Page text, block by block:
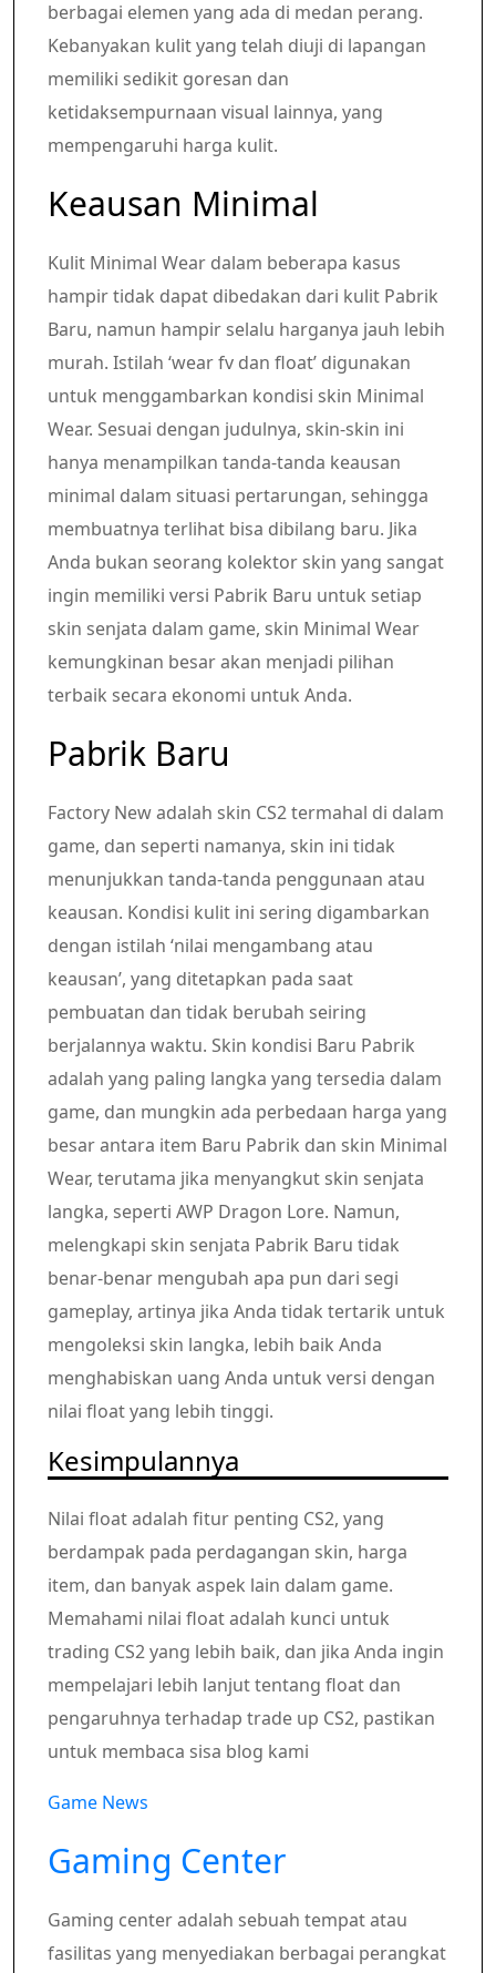
berbagai elemen yang ada di medan perang.
Kebanyakan kulit yang telah diuji di lapangan
memiliki sedikit goresan dan
ketidaksempurnaan visual lainnya, yang
mempengaruhi harga kulit.
Keausan Minimal
Kulit Minimal Wear dalam beberapa kasus
hampir tidak dapat dibedakan dari kulit Pabrik
Baru, namun hampir selalu harganya jauh lebih
murah. Istilah ‘wear fv dan float’ digunakan
untuk menggambarkan kondisi skin Minimal
Wear. Sesuai dengan judulnya, skin-skin ini
hanya menampilkan tanda-tanda keausan
minimal dalam situasi pertarungan, sehingga
membuatnya terlihat bisa dibilang baru. Jika
Anda bukan seorang kolektor skin yang sangat
ingin memiliki versi Pabrik Baru untuk setiap
skin senjata dalam game, skin Minimal Wear
kemungkinan besar akan menjadi pilihan
terbaik secara ekonomi untuk Anda.
Pabrik Baru
Factory New adalah skin CS2 termahal di dalam
game, dan seperti namanya, skin ini tidak
menunjukkan tanda-tanda penggunaan atau
keausan. Kondisi kulit ini sering digambarkan
dengan istilah ‘nilai mengambang atau
keausan’, yang ditetapkan pada saat
pembuatan dan tidak berubah seiring
berjalannya waktu. Skin kondisi Baru Pabrik
adalah yang paling langka yang tersedia dalam
game, dan mungkin ada perbedaan harga yang
besar antara item Baru Pabrik dan skin Minimal
Wear, terutama jika menyangkut skin senjata
langka, seperti AWP Dragon Lore. Namun,
melengkapi skin senjata Pabrik Baru tidak
benar-benar mengubah apa pun dari segi
gameplay, artinya jika Anda tidak tertarik untuk
mengoleksi skin langka, lebih baik Anda
menghabiskan uang Anda untuk versi dengan
nilai float yang lebih tinggi.
Kesimpulannya
Nilai float adalah fitur penting CS2, yang
berdampak pada perdagangan skin, harga
item, dan banyak aspek lain dalam game.
Memahami nilai float adalah kunci untuk
trading CS2 yang lebih baik, dan jika Anda ingin
mempelajari lebih lanjut tentang float dan
pengaruhnya terhadap trade up CS2, pastikan
untuk membaca sisa blog kami
Game News
Gaming Center
Gaming center adalah sebuah tempat atau
fasilitas yang menyediakan berbagai perangkat